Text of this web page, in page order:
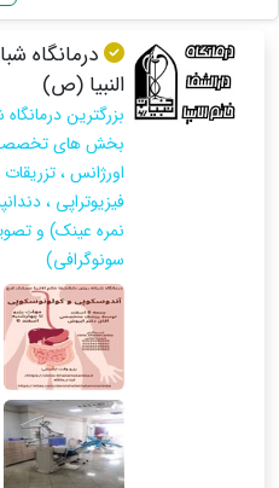
درمانگاه
النبیا (ص)
بزرگترین
بخش های
اورژانس ،
فیزیوتراپی ،
نمره عینک) و
سونوگرافی)